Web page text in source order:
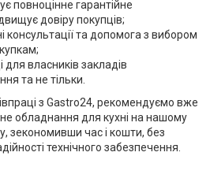
повноцінне гарантійне
довіру покупців;
консультації та допомога з вибором
для власників закладів
та не тільки.
з Gastro24, рекомендуємо вже
обладнання для кухні на нашому
зекономивши час і кошти, без
технічного забезпечення.